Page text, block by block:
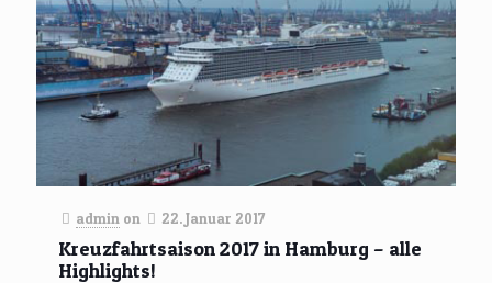
admin on 22. Januar 2017
Kreuzfahrtsaison 2017 in Hamburg – alle
Highlights!